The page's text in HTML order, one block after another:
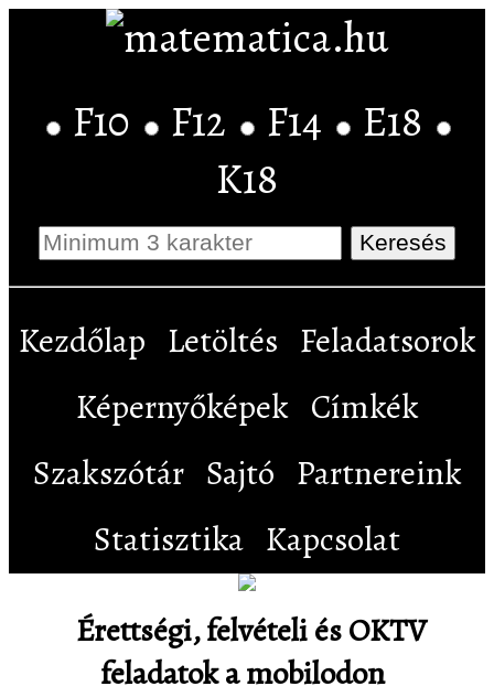
F10 F12 F14
E18
K18
Kezdőlap Letöltés Feladatsorok
Képernyőképek Címkék
Szakszótár Sajtó Partnereink
Statisztika Kapcsolat
Érettségi, felvételi és OKTV
feladatok a mobilodon